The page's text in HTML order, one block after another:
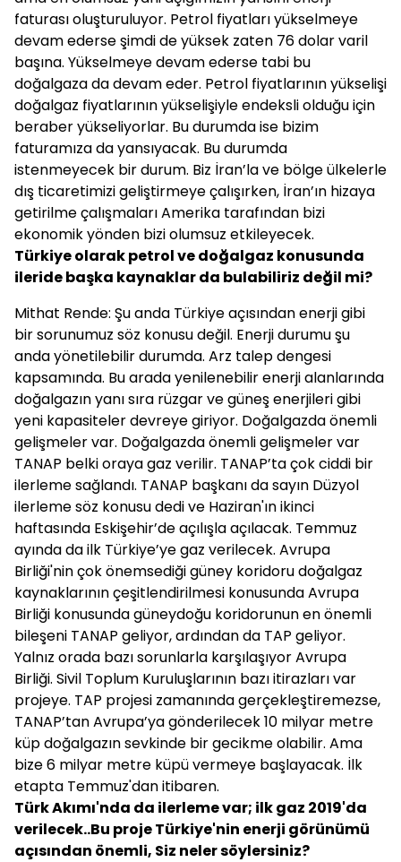
faturası oluşturuluyor. Petrol fiyatları yükselmeye
devam ederse şimdi de yüksek zaten 76 dolar varil
başına. Yükselmeye devam ederse tabi bu
doğalgaza da devam eder. Petrol fiyatlarının yükselişi
doğalgaz fiyatlarının yükselişiyle endeksli olduğu için
beraber yükseliyorlar. Bu durumda ise bizim
faturamıza da yansıyacak. Bu durumda
istenmeyecek bir durum. Biz İran’la ve bölge ülkelerle
dış ticaretimizi geliştirmeye çalışırken, İran’ın hizaya
getirilme çalışmaları Amerika tarafından bizi
ekonomik yönden bizi olumsuz etkileyecek.
Türkiye olarak petrol ve doğalgaz konusunda
ileride başka kaynaklar da bulabiliriz değil mi?
Mithat Rende: Şu anda Türkiye açısından enerji gibi
bir sorunumuz söz konusu değil. Enerji durumu şu
anda yönetilebilir durumda. Arz talep dengesi
kapsamında. Bu arada yenilenebilir enerji alanlarında
doğalgazın yanı sıra rüzgar ve güneş enerjileri gibi
yeni kapasiteler devreye giriyor. Doğalgazda önemli
gelişmeler var. Doğalgazda önemli gelişmeler var
TANAP belki oraya gaz verilir. TANAP’ta çok ciddi bir
ilerleme sağlandı. TANAP başkanı da sayın Düzyol
ilerleme söz konusu dedi ve Haziran'ın ikinci
haftasında Eskişehir’de açılışla açılacak. Temmuz
ayında da ilk Türkiye’ye gaz verilecek. Avrupa
Birliği'nin çok önemsediği güney koridoru doğalgaz
kaynaklarının çeşitlendirilmesi konusunda Avrupa
Birliği konusunda güneydoğu koridorunun en önemli
bileşeni TANAP geliyor, ardından da TAP geliyor.
Yalnız orada bazı sorunlarla karşılaşıyor Avrupa
Birliği. Sivil Toplum Kuruluşlarının bazı itirazları var
projeye. TAP projesi zamanında gerçekleştiremezse,
TANAP’tan Avrupa’ya gönderilecek 10 milyar metre
küp doğalgazın sevkinde bir gecikme olabilir. Ama
bize 6 milyar metre küpü vermeye başlayacak. İlk
etapta Temmuz'dan itibaren.
Türk Akımı'nda da ilerleme var; ilk gaz 2019'da
verilecek..Bu proje Türkiye'nin enerji görünümü
açısından önemli, Siz neler söylersiniz?